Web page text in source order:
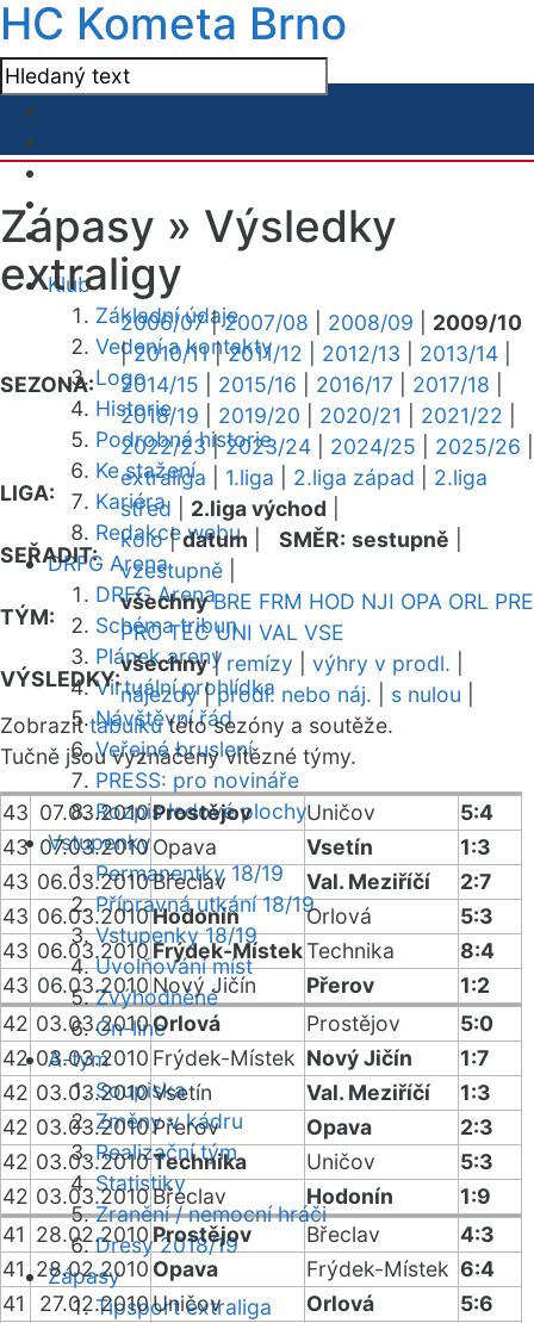
HC Kometa Brno
Klub
Základní údaje
Vedení a kontakty
Logo
Historie
Podrobná historie
Ke stažení
Kariéra
Redakce webu
DRFG Arena
DRFG Arena
Schéma tribun
Plánek areny
Virtuální prohlídka
Návštěvní řád
Veřejné bruslení
PRESS: pro novináře
Rozpis ledové plochy
Vstupenky
Permanentky 18/19
Přípravná utkání 18/19
Vstupenky 18/19
Uvolňování míst
Zvýhodněné
On-line
A-tým
Soupiska
Změny v kádru
Realizační tým
Statistiky
Zranění / nemocní hráči
Dresy 2018/19
Zápasy
Tipsport extraliga
Zápasy » Výsledky
extraligy
SEZONA:
2006/07|2007/08 2008/09
2009/10
|2010/11|2011/12 2012/13 2013/14
2014/15
2015/16 2016/17 2017/18
2018/19
2019/20 2020/21 2021/22
2022/23|2023/24 2024/25 2025/26
LIGA:
extraliga 1.liga 2.liga západ
2.liga
střed
2.liga východ
SEŘADIT:
kolo|datum SMĚR: sestupně
vzestupně
TÝM:
všechny BRE FRM HOD NJI OPA ORL PRE
PRO TEC UNI VAL VSE
VÝSLEDKY:
všechny| remízy výhry v prodl.
nájezdy|prodl. nebo náj. s nulou
Zobrazittabulkutéto sezóny a soutěže.
Tučně jsou vyznačeny vítězné týmy.
43 07.03.2010Prostějov Uničov
5:4
43 07.03.2010Opava Vsetín
1:3
43 06.03.2010Břeclav Val. Meziříčí
2:7
43 06.03.2010Hodonín Orlová
5:3
43 06.03.2010 Frýdek-MístekTechnika
8:4
43 06.03.2010 Nový Jičín Přerov
1:2
42 03.03.2010Orlová Prostějov
5:0
42 03.03.2010 Frýdek-Místek Nový Jičín
1:7
42 03.03.2010Vsetín Val. Meziříčí
1:3
42 03.03.2010Přerov Opava
2:3
42 03.03.2010Technika Uničov
5:3
42 03.03.2010Břeclav Hodonín
1:9
41 28.02.2010 Prostějov Břeclav
4:3
41 28.02.2010 Opava Frýdek-Místek 6:4
41
27.02.2010Uničov Orlová
5:6